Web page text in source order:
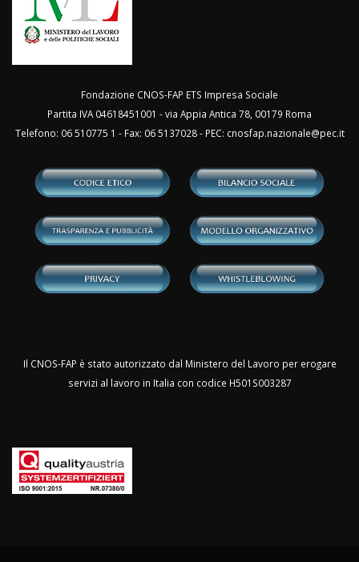
Fondazione CNOS-FAP ETS Impresa Sociale
Partita IVA 04618451001 - via Appia Antica 78, 00179 Roma
Telefono: 06 510775 1 - Fax: 06 5137028 - PEC: cnosfap.nazionale@pec.it
Il CNOS-FAP è stato autorizzato dal Ministero del Lavoro per erogare
servizi al lavoro in Italia con codice H501S003287